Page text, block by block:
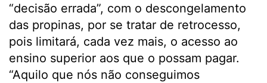
“decisão errada”, com o descongelamento
das propinas, por se tratar de retrocesso,
pois limitará, cada vez mais, o acesso ao
ensino superior aos que o possam pagar.
“Aquilo que nós não conseguimos